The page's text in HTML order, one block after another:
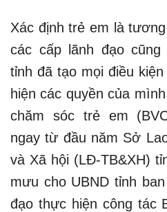
Xác định trẻ em là
các cấp lãnh đạo
tỉnh đã tạo mọi điều
hiện các quyền của
chăm sóc trẻ em
ngay từ đầu năm Sở
và Xã hội (LĐ-TB&XH)
mưu cho UBND tỉnh
đạo thực hiện công tác